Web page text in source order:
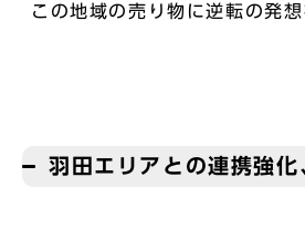
この地域の売り物に逆転の発
羽田エリアとの連携強化